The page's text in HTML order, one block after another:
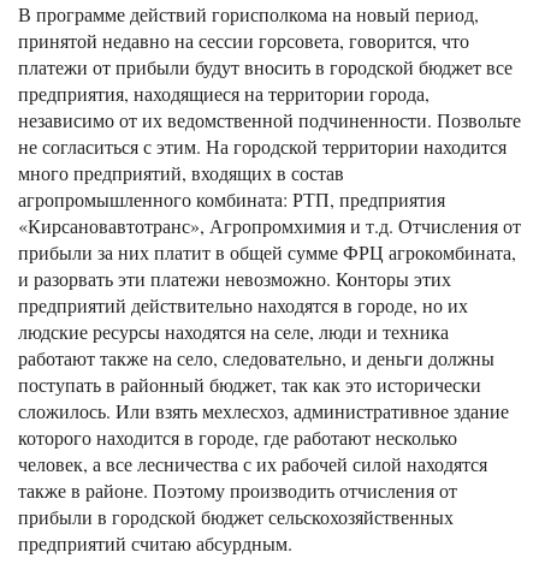
В программе действий горисполкома на новый период,
принятой недавно на сессии горсовета, говорится, что
платежи от прибыли будут вносить в городской бюджет все
предприятия, находящиеся на территории города,
независимо от их ведомственной подчиненности. Позвольте
не согласиться с этим. На городской территории находится
много предприятий, входящих в состав
агропромышленного комбината: РТП, предприятия
«Кирсановавтотранс», Агропромхимия и т.д. Отчисления от
прибыли за них платит в общей сумме ФРЦ агрокомбината,
и разорвать эти платежи невозможно. Конторы этих
предприятий действительно находятся в городе, но их
людские ресурсы находятся на селе, люди и техника
работают также на село, следовательно, и деньги должны
поступать в районный бюджет, так как это исторически
сложилось. Или взять мехлесхоз, административное здание
которого находится в городе, где работают несколько
человек, а все лесничества с их рабочей силой находятся
также в районе. Поэтому производить отчисления от
прибыли в городской бюджет сельскохозяйственных
предприятий считаю абсурдным.